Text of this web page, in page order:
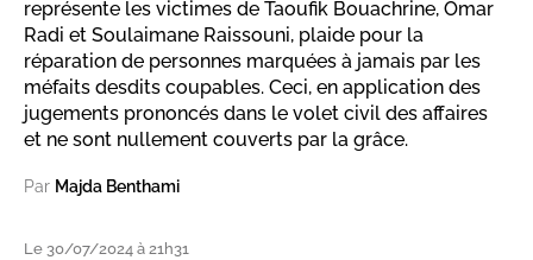
représente les victimes de Taoufik Bouachrine, Omar
Radi et Soulaimane Raissouni, plaide pour la
réparation de personnes marquées à jamais par les
méfaits desdits coupables. Ceci, en application des
jugements prononcés dans le volet civil des affaires
et ne sont nullement couverts par la grâce.
Par Majda Benthami
Le 30/07/2024 à 21h31